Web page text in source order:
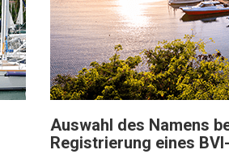
Auswahl des Namens
Registrierung eines